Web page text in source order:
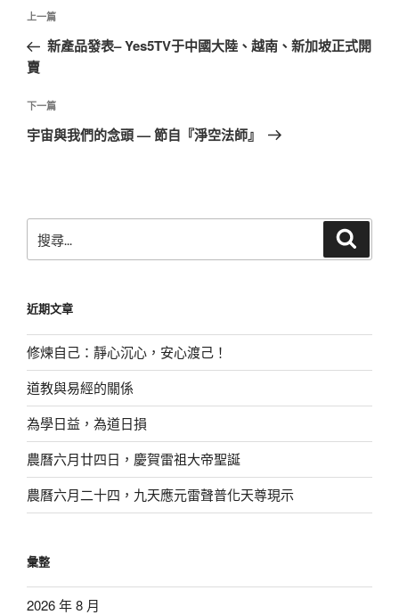
文
導
覽
上
一
篇
章
上一篇
新產品發表– Yes5TV于中國大陸、越南、新加坡正式開
賣
下
一
下一篇
宇宙與我們的念頭 — 節自『淨空法師』
尋
字:
近期文章
修煉自己：靜心沉心，安心渡己！
道教與易經的關係
為學日益，為道日損
農曆六月廿四日，慶賀雷祖大帝聖誕
農曆六月二十四，九天應元雷聲普化天尊現示
彙整
2026 年 8 月